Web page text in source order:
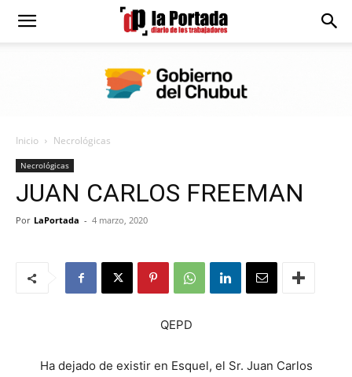
Diario
Portada
Inicio Necrológicas
Necrológicas
JUAN CARLOS FREEMAN
Por LaPortada - 4 marzo, 2020
QEPD
Ha dejado de existir en Esquel, el Sr. Juan Carlos